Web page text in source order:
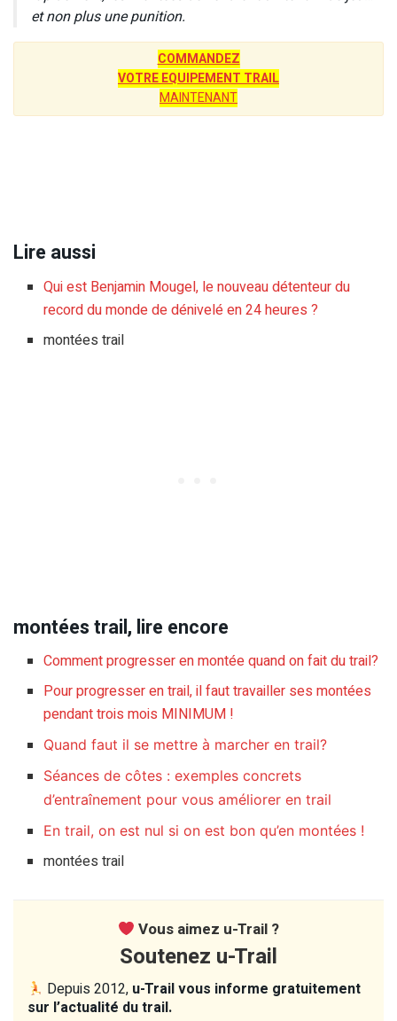
et non plus une punition.
COMMANDEZ
VOTRE EQUIPEMENT TRAIL
MAINTENANT
Lire aussi
Qui est Benjamin Mougel, le nouveau détenteur du
record du monde de dénivelé en 24 heures ?
montées trail
montées trail, lire encore
Comment progresser en montée quand on fait du trail?
Pour progresser en trail, il faut travailler ses montées
pendant trois mois MINIMUM !
Quand faut il se mettre à marcher en trail?
Séances de côtes : exemples concrets
d’entraînement pour vous améliorer en trail
En trail, on est nul si on est bon qu’en montées !
montées trail
Vous aimez u-Trail ?
Soutenez u-Trail
Depuis 2012, u-Trail vous informe gratuitement
sur l’actualité du trail.